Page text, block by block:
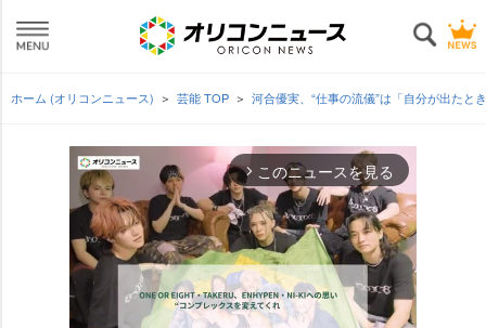
ホーム (オリコンニュース) 芸能 TOP 河合優実、“仕事の流儀”は「自分が出た
arrow_forward_ios このニュースを見る